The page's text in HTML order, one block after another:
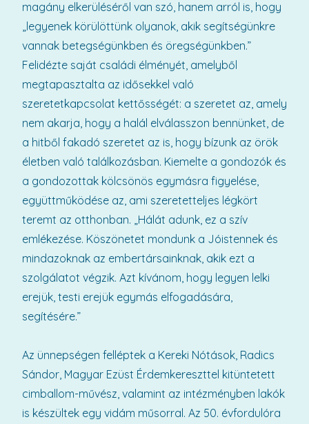
magány elkerüléséről van szó, hanem arról is, hogy
„legyenek körülöttünk olyanok, akik segítségünkre
vannak betegségünkben és öregségünkben.”
Felidézte saját családi élményét, amelyből
megtapasztalta az idősekkel való
szeretetkapcsolat kettősségét: a szeretet az, amely
nem akarja, hogy a halál elválasszon bennünket, de
a hitből fakadó szeretet az is, hogy bízunk az örök
életben való találkozásban. Kiemelte a gondozók és
a gondozottak kölcsönös egymásra figyelése,
együttműködése az, ami szeretetteljes légkört
teremt az otthonban. „Hálát adunk, ez a szív
emlékezése. Köszönetet mondunk a Jóistennek és
mindazoknak az embertársainknak, akik ezt a
szolgálatot végzik. Azt kívánom, hogy legyen lelki
erejük, testi erejük egymás elfogadására,
segítésére.”
Az ünnepségen felléptek a Kereki Nótások, Radics
Sándor, Magyar Ezüst Érdemkereszttel kitüntetett
cimballom-művész, valamint az intézményben lakók
is készültek egy vidám műsorral. Az 50. évfordulóra